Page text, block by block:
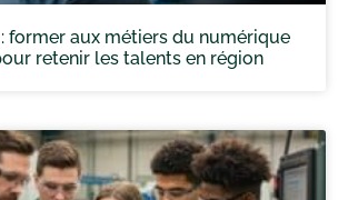
former aux métiers du numérique
retenir les talents en région